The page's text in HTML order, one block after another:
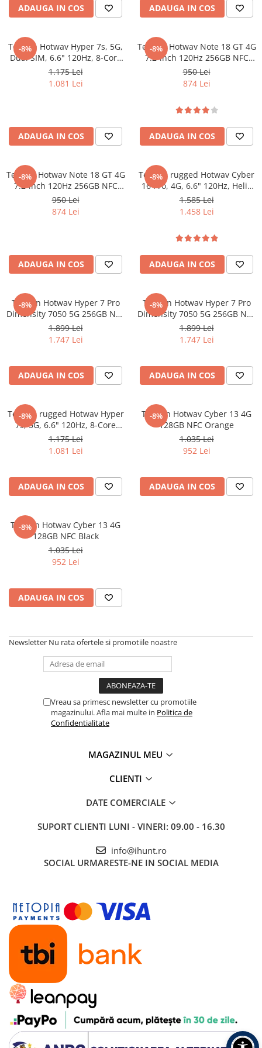
Mașini de Spălat Rufe
Roboți Aspirator
Roboți Geamuri
Roboți Gradină
Roboți Piscină
Uscătoare Haine
Coșuri de gunoi
Produse Blackview
Tablete Blackview
Casti Audio Blackview
Produse Fossibot
Telefoane Mobile Fossibot
Telefoane Mobile Oukitel
ADAUGA IN COS ADAUGA IN COS
-8%
Telefon Hotwav Hyper 7s, 5G,
Dual SIM, 6.6" 120Hz, 8-Core
T8200, 256GB, NFC, RGB Light,
Android 15, Yellow
1.175 Lei
1.081 Lei
ADAUGA IN COS
-8%
Telefon Hotwav Note 18 GT 4G
7.2-inch 120Hz 256GB NFC
6200mAh Android 15 Green
950 Lei
874 Lei
ADAUGA IN COS
-8%
Telefon Hotwav Note 18 GT 4G
7.2-inch 120Hz 256GB NFC
6200mAh Android 15 Gold
950 Lei
874 Lei
ADAUGA IN COS
-8%
Telefon rugged Hotwav Cyber
16 Pro, 4G, 6.6" 120Hz, Helio
G100, 8GB RAM, 512GB,
108MP, NFC, Android 15,
1.585 Lei
1.458 Lei
ADAUGA IN COS
-8%
Telefon Hotwav Hyper 7 Pro
Dimensity 7050 5G 256GB NFC
Dual Screen Magma Red
1.899 Lei
1.747 Lei
ADAUGA IN COS
-8%
Telefon Hotwav Hyper 7 Pro
Dimensity 7050 5G 256GB NFC
Dual Screen Leather Black
1.899 Lei
1.747 Lei
ADAUGA IN COS
-8%
Telefon rugged Hotwav Hyper
7s, 5G, 6.6" 120Hz, 8-Core
T8200, 256GB, NFC, RGB Light,
Android 15, Black
1.175 Lei
1.081 Lei
ADAUGA IN COS
-8%
Telefon Hotwav Cyber 13 4G
128GB NFC Orange
1.035 Lei
952 Lei
ADAUGA IN COS
-8%
Telefon Hotwav Cyber 13 4G
128GB NFC Black
1.035 Lei
952 Lei
ADAUGA IN COS
Newsletter Nu rata ofertele si promotiile noastre
Vreau sa primesc newsletter cu promotiile
magazinului. Afla mai multe in Politica de
Confidentialitate
MAGAZINUL MEU
CLIENTI
DATE COMERCIALE
SUPORT CLIENTI LUNI - VINERI: 09.00 - 16.30
info@ihunt.ro
SOCIAL URMARESTE-NE IN SOCIAL MEDIA